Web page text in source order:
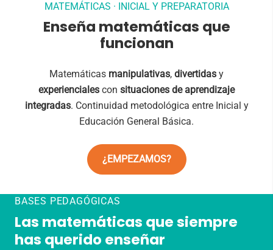
MATEMÁTICAS · INICIAL Y PREPARATORIA
Enseña matemáticas que
funcionan
Matemáticas manipulativas, divertidas y
experienciales con situaciones de aprendizaje
integradas. Continuidad metodológica entre Inicial y
Educación General Básica.
¿EMPEZAMOS?
BASES PEDAGÓGICAS
Las matemáticas que siempre
has querido enseñar